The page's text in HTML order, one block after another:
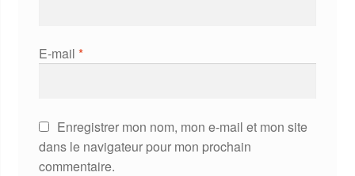
E-mail *
Enregistrer mon nom, mon e-mail et mon site
dans le navigateur pour mon prochain
commentaire.